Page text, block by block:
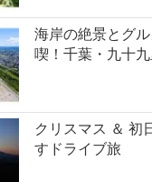
海岸の絶景とグ
喫！千葉・九十
クリスマス ＆ 初
すドライブ旅